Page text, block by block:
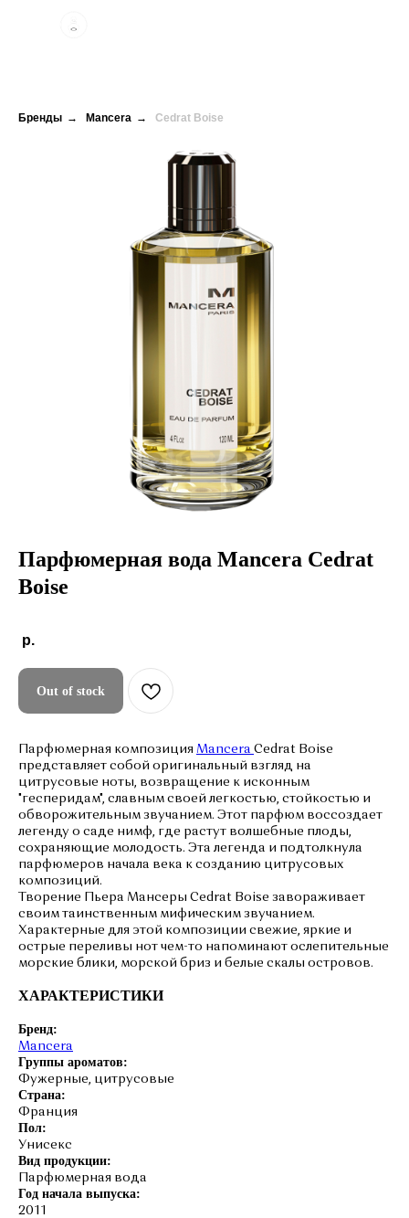
Бренды → Mancera → Cedrat Boise
Парфюмерная вода Mancera Cedrat
Boise
р.
Out of stock
Парфюмерная композиция Mancera Cedrat Boise
представляет собой оригинальный взгляд на
цитрусовые ноты, возвращение к исконным
"гесперидам", славным своей легкостью, стойкостью и
обворожительным звучанием. Этот парфюм воссоздает
легенду о саде нимф, где растут волшебные плоды,
сохраняющие молодость. Эта легенда и подтолкнула
парфюмеров начала века к созданию цитрусовых
композиций.
Творение Пьера Мансеры Cedrat Boise завораживает
своим таинственным мифическим звучанием.
Характерные для этой композиции свежие, яркие и
острые переливы нот чем-то напоминают ослепительные
морские блики, морской бриз и белые скалы островов.
ХАРАКТЕРИСТИКИ
Бренд:
Mancera
Группы ароматов:
Фужерные, цитрусовые
Страна:
Франция
Пол:
Унисекс
Вид продукции:
Парфюмерная вода
Год начала выпуска:
2011